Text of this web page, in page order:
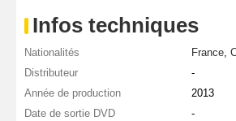
Infos techniques
Nationalités France,
Distributeur
-
Année de production
2013
Date de sortie DVD
-